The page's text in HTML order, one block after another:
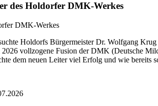
des Holdorfer DMK-Werkes
Holdorfs Bürgermeister Dr. Wolfgang
vollzogene Fusion der DMK (Deutsche
dem neuen Leiter viel Erfolg und wie bereits